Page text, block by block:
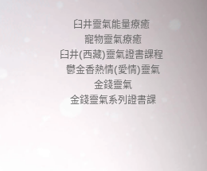
臼井靈氣能量療癒
寵物靈氣療癒
臼井(西藏)靈氣證書課程
鬱金香熱情(愛情)靈氣
金錢靈氣
金錢靈氣系列證書課